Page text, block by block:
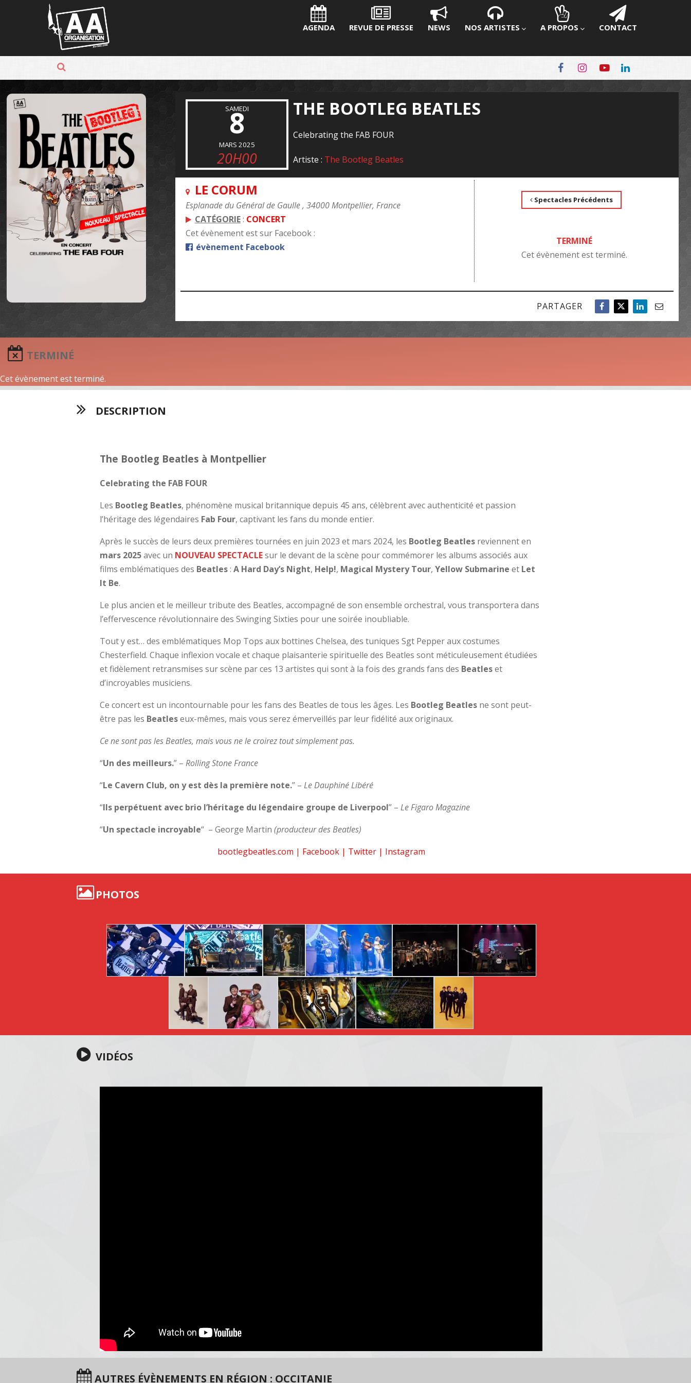
Panneau de gestion des cookies
AGENDA REVUE DE PRESSE NEWS NOS ARTISTES A PROPOS CONTACT
SAMEDI
8
MARS 2025
20H00
THE BOOTLEG BEATLES
Celebrating the FAB FOUR
Artiste : The Bootleg Beatles
LE CORUM
Esplanade du Général de Gaulle , 34000 Montpellier, France
CATÉGORIE: CONCERT
Cet évènement est sur Facebook :
évènement Facebook
Spectacles Précédents
TERMINÉ
Cet évènement est terminé.
PARTAGER
TERMINÉ
Cet évènement est terminé.
DESCRIPTION
The Bootleg Beatles à Montpellier
Celebrating the FAB FOUR
Les Bootleg Beatles, phénomène musical britannique depuis 45 ans, célèbrent avec authenticité et passion
l’héritage des légendaires Fab Four, captivant les fans du monde entier.
Après le succès de leurs deux premières tournées en juin 2023 et mars 2024, les Bootleg Beatles reviennent en
mars 2025avec un NOUVEAU SPECTACLEsur le devant de la scène pour commémorer les albums associés aux
films emblématiques des Beatles:A Hard Day’s Night, Help!, Magical Mystery Tour,Yellow Submarine et Let
It Be.
Le plus ancien et le meilleur tribute des Beatles, accompagné de son ensemble orchestral, vous transportera dans
l’effervescence révolutionnaire des Swinging Sixties pour une soirée inoubliable.
Tout y est… des emblématiques Mop Tops aux bottines Chelsea, des tuniques Sgt Pepper aux costumes
Chesterfield. Chaque inflexion vocale et chaque plaisanterie spirituelle des Beatles sont méticuleusement étudiées
et fidèlement retransmises sur scène par ces 13 artistes qui sont à la fois des grands fans des Beatleset
d’incroyables musiciens.
Ce concert est un incontournable pour les fans des Beatles de tous les âges. Les Bootleg Beatles ne sont peut-
être pas les Beatleseux-mêmes, mais vous serez émerveillés par leur fidélité aux originaux.
Ce ne sont pas les Beatles, mais vous ne le croirez tout simplement pas.
“Un des meilleurs.” –Rolling Stone France
“Le Cavern Club, on y est dès la première note.” –Le Dauphiné Libéré
“Ils perpétuent avec brio l’héritage du légendaire groupe de Liverpool” –Le Figaro Magazine
“Un spectacle incroyable“ – George Martin(producteur des Beatles)
bootlegbeatles.com | Facebook| Twitter| Instagram
PHOTOS
VIDÉOS
AUTRES ÉVÈNEMENTS EN RÉGION : OCCITANIE